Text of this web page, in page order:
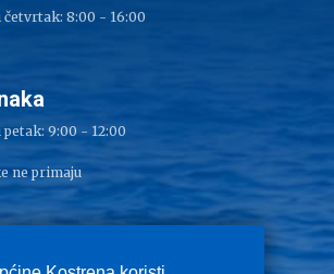
8:00 - 16:00
9:00 - 12:00
ne primaju